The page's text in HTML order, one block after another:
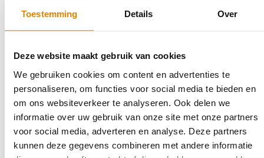
Toestemming Details Over
Deze website maakt gebruik van cookies
We gebruiken cookies om content en advertenties te
personaliseren, om functies voor social media te bieden en
om ons websiteverkeer te analyseren. Ook delen we
informatie over uw gebruik van onze site met onze partners
voor social media, adverteren en analyse. Deze partners
kunnen deze gegevens combineren met andere informatie
Zaterdag 19 september 2026
Haaltert, Oost-Vlaanderen